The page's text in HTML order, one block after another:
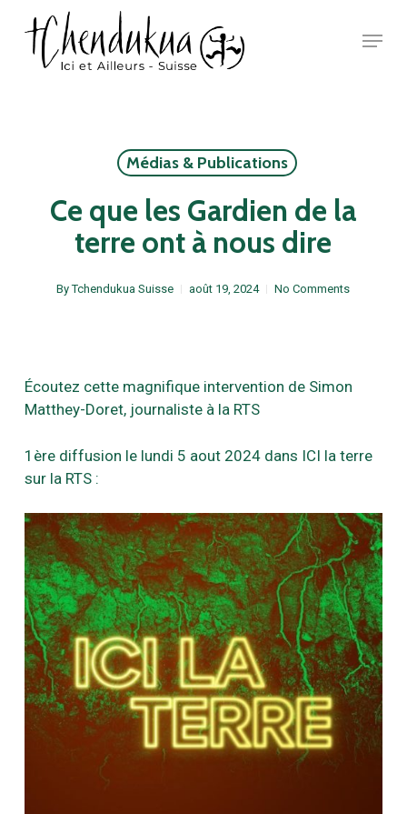
Menu
Médias & Publications
Ce que les Gardien de la
terre ont à nous dire
By Tchendukua Suisse août 19, 2024 No Comments
Écoutez cette magnifique intervention de Simon
Matthey-Doret, journaliste à la RTS
1ère diffusion le lundi 5 aout 2024 dans ICI la terre
sur la RTS :